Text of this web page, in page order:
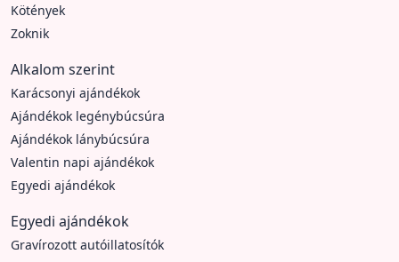
Kötények
Zoknik
Alkalom szerint
Karácsonyi ajándékok
Ajándékok legénybúcsúra
Ajándékok lánybúcsúra
Valentin napi ajándékok
Egyedi ajándékok
Egyedi ajándékok
Gravírozott autóillatosítók